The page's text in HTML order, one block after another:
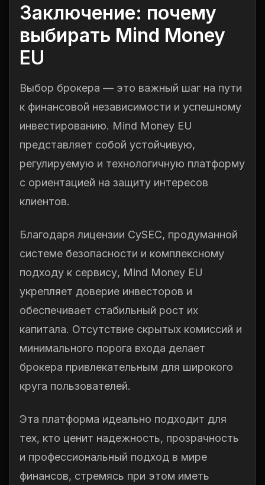
Заключение: почему
выбирать Mind Money
EU
Выбор брокера — это важный шаг на пути
к финансовой независимости и успешному
инвестированию. Mind Money EU
представляет собой устойчивую,
регулируемую и технологичную платформу
с ориентацией на защиту интересов
клиентов.
Благодаря лицензии CySEC, продуманной
системе безопасности и комплексному
подходу к сервису, Mind Money EU
укрепляет доверие инвесторов и
обеспечивает стабильный рост их
капитала. Отсутствие скрытых комиссий и
минимального порога входа делает
брокера привлекательным для широкого
круга пользователей.
Эта платформа идеально подходит для
тех, кто ценит надежность, прозрачность
и профессиональный подход в мире
финансов, стремясь при этом иметь